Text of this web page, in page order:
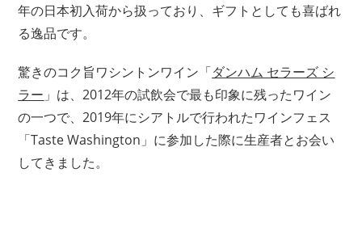
年の日本初入荷から扱っており、ギフトとしても喜ばれ
る逸品です。
驚きのコク旨ワシントンワイン「ダンハム セラーズ シ
ラー 」は、2012年の試飲会で最も印象に残ったワイン
の一つで、2019年にシアトルで行われたワインフェス
「Taste Washington」に参加した際に生産者とお会い
してきました。